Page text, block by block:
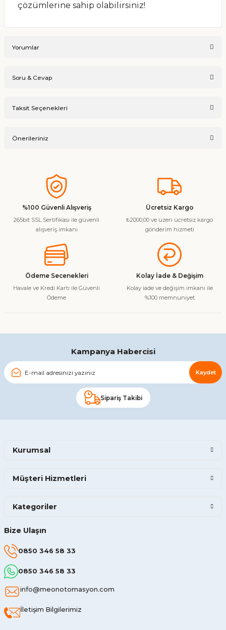
çözümlerine sahip olabilirsiniz!
Yorumlar
Soru & Cevap
Taksit Seçenekleri
Önerileriniz
konularda yetersiz gördüğünüz noktaları öneri formunu
kullanarak tarafımıza iletebilirsiniz.
Görüş ve önerileriniz için teşekkür ederiz.
Ürün resmi kalitesiz, bozuk veya görüntülenemiyor.
Ürün bilgilerinde hatalar bulunuyor.
Ürün fiyatı diğer sitelerden daha pahalı.
Gönder
%100 Güvenli Alışveriş
265bit SSL Sertifikası ile güvenli
alışveriş imkanı
Ücretsiz Kargo
₺2000,00 ve üzeri ücretsiz kargo
gönderim hizmeti
Ödeme Secenekleri
Havale ve Kredi Kartı ile Güvenli
Ödeme
Kolay İade & Değişim
Kolay iade ve değişim imkanı ile
%100 memnuniyet
Kampanya Habercisi
Kaydet
Sipariş Takibi
Bize Ulaşın
0850 346 58 33
0850 346 58 33
info@meonotomasyon.com
İletişim Bilgilerimiz
Kurumsal
Müşteri Hizmetleri
Kategoriler